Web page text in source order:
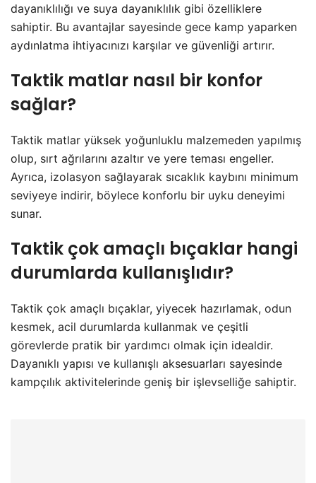
dayanıklılığı ve suya dayanıklılık gibi özelliklere
sahiptir. Bu avantajlar sayesinde gece kamp yaparken
aydınlatma ihtiyacınızı karşılar ve güvenliği artırır.
Taktik matlar nasıl bir konfor
sağlar?
Taktik matlar yüksek yoğunluklu malzemeden yapılmış
olup, sırt ağrılarını azaltır ve yere teması engeller.
Ayrıca, izolasyon sağlayarak sıcaklık kaybını minimum
seviyeye indirir, böylece konforlu bir uyku deneyimi
sunar.
Taktik çok amaçlı bıçaklar hangi
durumlarda kullanışlıdır?
Taktik çok amaçlı bıçaklar, yiyecek hazırlamak, odun
kesmek, acil durumlarda kullanmak ve çeşitli
görevlerde pratik bir yardımcı olmak için idealdir.
Dayanıklı yapısı ve kullanışlı aksesuarları sayesinde
kampçılık aktivitelerinde geniş bir işlevselliğe sahiptir.